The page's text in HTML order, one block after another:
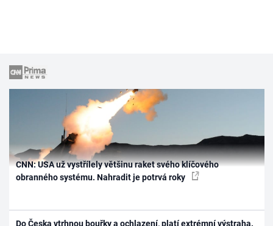
CNN: USA už vystřílely většinu raket svého klíčového
obranného systému. Nahradit je potrvá roky
Do Česka vtrhnou bouřky a ochlazení, platí extrémní výstraha.